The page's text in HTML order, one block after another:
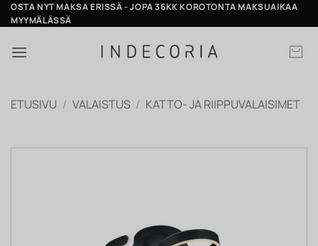
Skip
to
OSTA NYT MAKSA ERISSÄ - JOPA 36KK KOROTONTA MAKSUAIKAA
MYYMÄLÄSSÄ
ETUSIVU / VALAISTUS / KATTO- JA RIIPPUVALAISIMET